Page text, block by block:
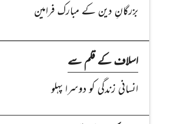
بزرگانِ دین کے مبارک فرامین
اسلاف کے قلم سے
انسانی زندگی کو دوسرا پہلو